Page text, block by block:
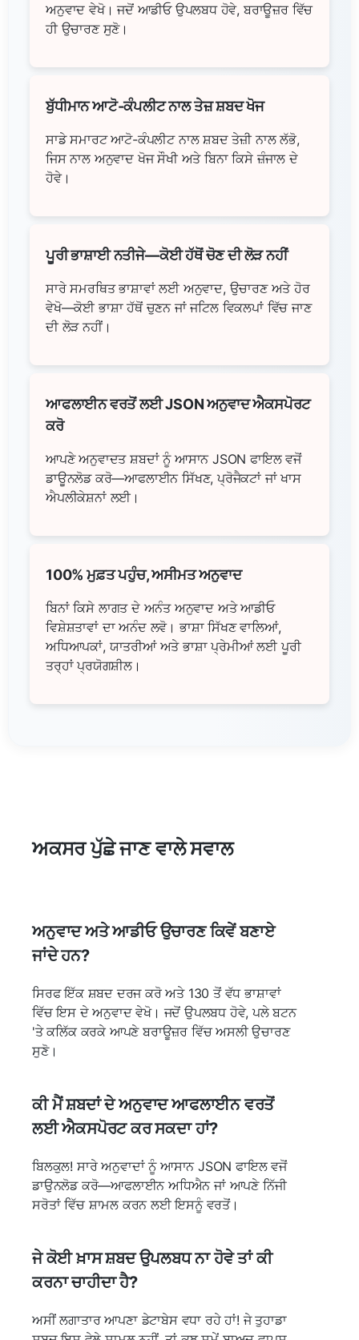
ਅਨੁਵਾਦ ਵੇਖੋ। ਜਦੋਂ ਆਡੀਓ ਉਪਲਬਧ ਹੋਵੇ, ਬਰਾਊਜ਼ਰ ਵਿੱਚ
ਹੀ ਉਚਾਰਣ ਸੁਣੋ।
ਬੁੱਧੀਮਾਨ ਆਟੋ-ਕੰਪਲੀਟ ਨਾਲ ਤੇਜ਼ ਸ਼ਬਦ ਖੋਜ
ਸਾਡੇ ਸਮਾਰਟ ਆਟੋ-ਕੰਪਲੀਟ ਨਾਲ ਸ਼ਬਦ ਤੇਜ਼ੀ ਨਾਲ ਲੱਭੋ,
ਜਿਸ ਨਾਲ ਅਨੁਵਾਦ ਖੋਜ ਸੌਖੀ ਅਤੇ ਬਿਨਾ ਕਿਸੇ ਜ਼ੰਜਾਲ ਦੇ
ਹੋਵੇ।
ਪੂਰੀ ਭਾਸ਼ਾਈ ਨਤੀਜੇ—ਕੋਈ ਹੱਥੋਂ ਚੋਣ ਦੀ ਲੋੜ ਨਹੀਂ
ਸਾਰੇ ਸਮਰਥਿਤ ਭਾਸ਼ਾਵਾਂ ਲਈ ਅਨੁਵਾਦ, ਉਚਾਰਣ ਅਤੇ ਹੋਰ
ਵੇਖੋ—ਕੋਈ ਭਾਸ਼ਾ ਹੱਥੋਂ ਚੁਣਨ ਜਾਂ ਜਟਿਲ ਵਿਕਲਪਾਂ ਵਿੱਚ ਜਾਣ
ਦੀ ਲੋੜ ਨਹੀਂ।
ਆਫਲਾਈਨ ਵਰਤੋਂ ਲਈ JSON ਅਨੁਵਾਦ ਐਕਸਪੋਰਟ
ਕਰੋ
ਆਪਣੇ ਅਨੁਵਾਦਤ ਸ਼ਬਦਾਂ ਨੂੰ ਆਸਾਨ JSON ਫਾਇਲ ਵਜੋਂ
ਡਾਊਨਲੋਡ ਕਰੋ—ਆਫਲਾਈਨ ਸਿੱਖਣ, ਪ੍ਰੋਜੈਕਟਾਂ ਜਾਂ ਖਾਸ
ਐਪਲੀਕੇਸ਼ਨਾਂ ਲਈ।
100% ਮੁਫ਼ਤ ਪਹੁੰਚ, ਅਸੀਮਤ ਅਨੁਵਾਦ
ਬਿਨਾਂ ਕਿਸੇ ਲਾਗਤ ਦੇ ਅਨੰਤ ਅਨੁਵਾਦ ਅਤੇ ਆਡੀਓ
ਵਿਸ਼ੇਸ਼ਤਾਵਾਂ ਦਾ ਅਨੰਦ ਲਵੋ। ਭਾਸ਼ਾ ਸਿੱਖਣ ਵਾਲਿਆਂ,
ਅਧਿਆਪਕਾਂ, ਯਾਤਰੀਆਂ ਅਤੇ ਭਾਸ਼ਾ ਪ੍ਰੇਮੀਆਂ ਲਈ ਪੂਰੀ
ਤਰ੍ਹਾਂ ਪ੍ਰਯੋਗਸ਼ੀਲ।
ਅਕਸਰ ਪੁੱਛੇ ਜਾਣ ਵਾਲੇ ਸਵਾਲ
ਅਨੁਵਾਦ ਅਤੇ ਆਡੀਓ ਉਚਾਰਣ ਕਿਵੇਂ ਬਣਾਏ
ਜਾਂਦੇ ਹਨ?
ਸਿਰਫ ਇੱਕ ਸ਼ਬਦ ਦਰਜ ਕਰੋ ਅਤੇ 130 ਤੋਂ ਵੱਧ ਭਾਸ਼ਾਵਾਂ
ਵਿੱਚ ਇਸ ਦੇ ਅਨੁਵਾਦ ਵੇਖੋ। ਜਦੋਂ ਉਪਲਬਧ ਹੋਵੇ, ਪਲੇ ਬਟਨ
'ਤੇ ਕਲਿੱਕ ਕਰਕੇ ਆਪਣੇ ਬਰਾਊਜ਼ਰ ਵਿੱਚ ਅਸਲੀ ਉਚਾਰਣ
ਸੁਣੋ।
ਕੀ ਮੈਂ ਸ਼ਬਦਾਂ ਦੇ ਅਨੁਵਾਦ ਆਫਲਾਈਨ ਵਰਤੋਂ
ਲਈ ਐਕਸਪੋਰਟ ਕਰ ਸਕਦਾ ਹਾਂ?
ਬਿਲਕੁਲ! ਸਾਰੇ ਅਨੁਵਾਦਾਂ ਨੂੰ ਆਸਾਨ JSON ਫਾਇਲ ਵਜੋਂ
ਡਾਉਨਲੋਡ ਕਰੋ—ਆਫਲਾਈਨ ਅਧਿਐਨ ਜਾਂ ਆਪਣੇ ਨਿੱਜੀ
ਸਰੋਤਾਂ ਵਿੱਚ ਸ਼ਾਮਲ ਕਰਨ ਲਈ ਇਸਨੂੰ ਵਰਤੋਂ।
ਜੇ ਕੋਈ ਖ਼ਾਸ ਸ਼ਬਦ ਉਪਲਬਧ ਨਾ ਹੋਵੇ ਤਾਂ ਕੀ
ਕਰਨਾ ਚਾਹੀਦਾ ਹੈ?
ਅਸੀਂ ਲਗਾਤਾਰ ਆਪਣਾ ਡੇਟਾਬੇਸ ਵਧਾ ਰਹੇ ਹਾਂ! ਜੇ ਤੁਹਾਡਾ